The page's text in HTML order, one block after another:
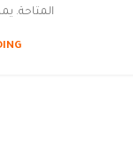
المتاحة.